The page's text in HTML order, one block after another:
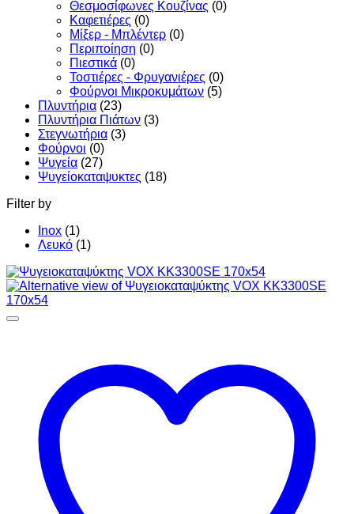
Θεσμοσίφωνες Κουζίνας (0)
Καφετιέρες (0)
Μίξερ - Μπλέντερ (0)
Περιποίηση (0)
Πιεστικά (0)
Τοστιέρες - Φρυγανιέρες (0)
Φούρνοι Μικροκυμάτων (5)
Πλυντήρια (23)
Πλυντήρια Πιάτων (3)
Στεγνωτήρια (3)
Φούρνοι (0)
Ψυγεία (27)
Ψυγείοκαταψυκτες (18)
Filter by
Inox (1)
Λευκό (1)